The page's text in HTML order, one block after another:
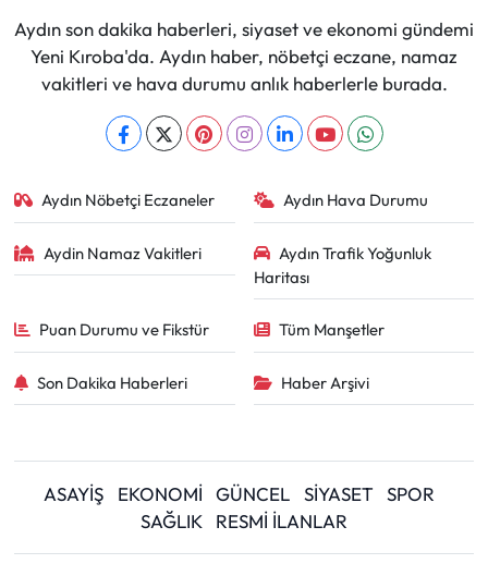
Aydın son dakika haberleri, siyaset ve ekonomi gündemi
Yeni Kıroba'da. Aydın haber, nöbetçi eczane, namaz
vakitleri ve hava durumu anlık haberlerle burada.
Aydın Nöbetçi Eczaneler Aydın Hava Durumu
Aydin Namaz Vakitleri
Aydın Trafik Yoğunluk
Haritası
Puan Durumu ve Fikstür Tüm Manşetler
Son Dakika Haberleri Haber Arşivi
ASAYİŞ EKONOMİ GÜNCEL SİYASET
SPOR
SAĞLIK
RESMİ İLANLAR